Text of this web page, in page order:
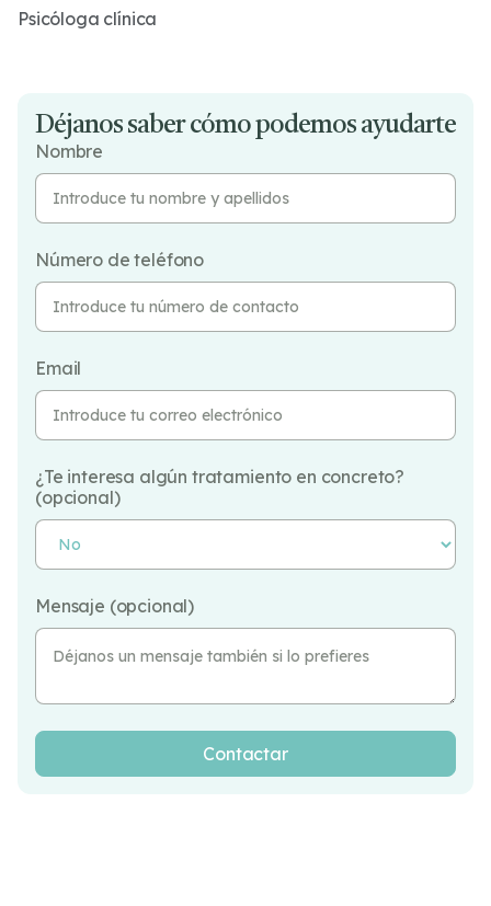
Psicóloga clínica
Déjanos saber cómo podemos ayudarte
Nombre
Número de teléfono
Email
¿Te interesa algún tratamiento en concreto?
(opcional)
Mensaje (opcional)